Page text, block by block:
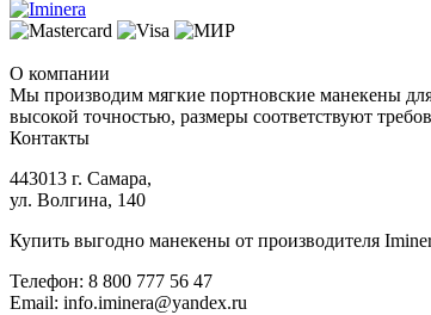
О компании
Мы производим мягкие портновские манекены
высокой точностью, размеры соответствуют
Контакты
443013 г. Самара,
ул. Волгина, 140
Купить выгодно манекены от производителя
Телефон: 8 800 777 56 47
Email: info.iminera@yandex.ru